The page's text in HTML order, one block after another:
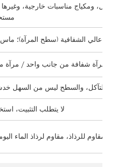
ومكياج مناسبات خارجية،
عالي الشفافية (سطح المرآة)؛
لا يتطلب التثبيت،
مقاوم للرذاذ، مقاوم لرذاذ الماء